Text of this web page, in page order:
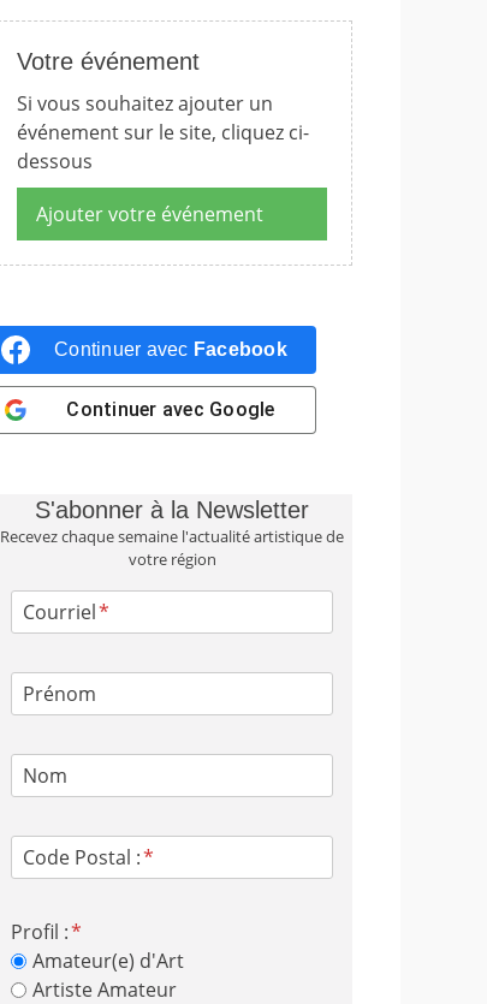
Votre événement
Si vous souhaitez ajouter un
événement sur le site, cliquez ci-
dessous
Ajouter votre événement
Continuer avec Facebook
Continuer avec Google
S'abonner à la Newsletter
Recevez chaque semaine l'actualité artistique de
votre région
Courriel
Prénom
Nom
Code Postal :
Profil :
Amateur(e) d'Art
Artiste Amateur